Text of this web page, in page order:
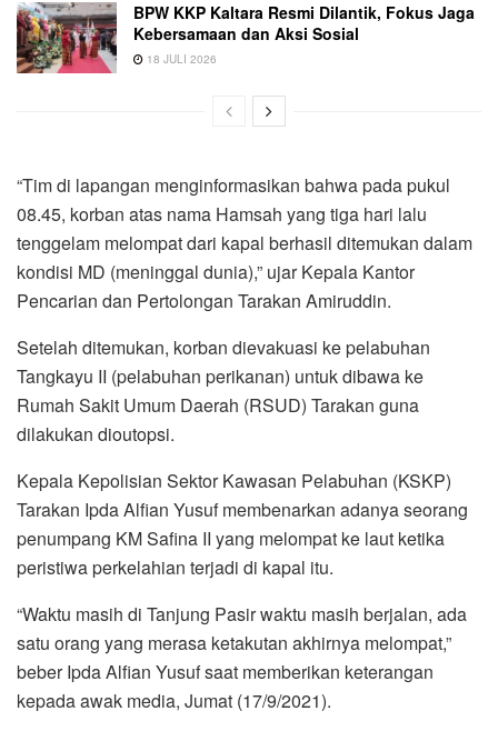
BPW KKP Kaltara Resmi Dilantik, Fokus Jaga
Kebersamaan dan Aksi Sosial
18 JULI 2026
“Tim di lapangan menginformasikan bahwa pada pukul
08.45, korban atas nama Hamsah yang tiga hari lalu
tenggelam melompat dari kapal berhasil ditemukan dalam
kondisi MD (meninggal dunia),” ujar Kepala Kantor
Pencarian dan Pertolongan Tarakan Amiruddin.
Setelah ditemukan, korban dievakuasi ke pelabuhan
Tangkayu II (pelabuhan perikanan) untuk dibawa ke
Rumah Sakit Umum Daerah (RSUD) Tarakan guna
dilakukan dioutopsi.
Kepala Kepolisian Sektor Kawasan Pelabuhan (KSKP)
Tarakan Ipda Alfian Yusuf membenarkan adanya seorang
penumpang KM Safina II yang melompat ke laut ketika
peristiwa perkelahian terjadi di kapal itu.
“Waktu masih di Tanjung Pasir waktu masih berjalan, ada
satu orang yang merasa ketakutan akhirnya melompat,”
beber Ipda Alfian Yusuf saat memberikan keterangan
kepada awak media, Jumat (17/9/2021).